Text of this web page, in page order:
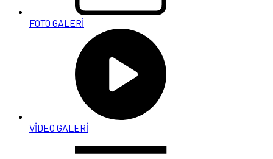
FOTO GALERİ
VİDEO GALERİ